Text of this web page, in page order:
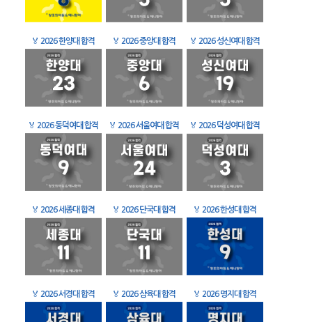
🏅 2026 한양대 합격 🏅 2026 중앙대 합격 🏅 2026 성신여대 합격
🏅 2026 동덕여대 합격 🏅 2026 서울여대 합격 🏅 2026 덕성여대 합격
🏅 2026 세종대 합격 🏅 2026 단국대 합격 🏅 2026 한성대 합격
🏅 2026 서경대 합격 🏅 2026 삼육대 합격 🏅 2026 명지대 합격